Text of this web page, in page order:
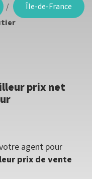
Île-de-France
prix net
agent pour
prix de vente